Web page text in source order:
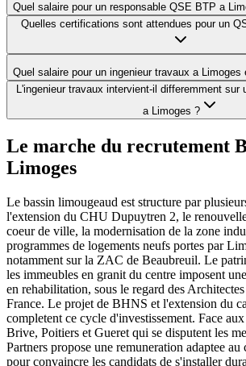
Quel salaire pour un responsable QSE BTP a
Quelles certifications sont attendues pour un
Quel salaire pour un ingenieur travaux a Limoges
L'ingenieur travaux intervient-il differemment sur
a Limoges ?
Le marche du recrutement
Limoges
Le bassin limougeaud est structure par
l'extension du CHU Dupuytren 2, le
coeur de ville, la modernisation de la zone
programmes de logements neufs portes par
notamment sur la ZAC de Beaubreuil. Le
les immeubles en granit du centre imposent
en rehabilitation, sous le regard des
France. Le projet de BHNS et l'extension du
completent ce cycle d'investissement. Face
Brive, Poitiers et Gueret qui se disputent les
Partners propose une remuneration adaptee
pour convaincre les candidats de s'installer